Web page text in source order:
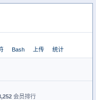
Bash 上传 统计
会员排行